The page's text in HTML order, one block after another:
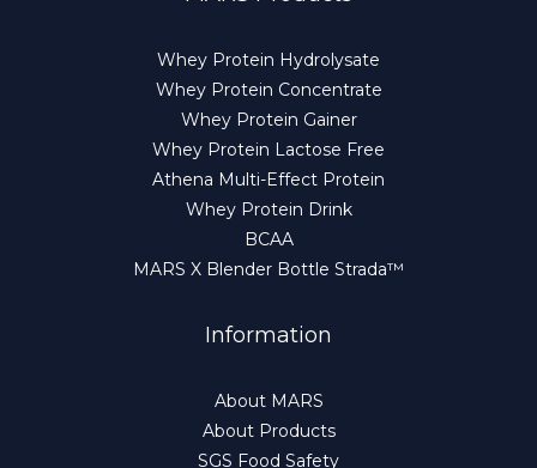
Whey Protein Hydrolysate
Whey Protein Concentrate
Whey Protein Gainer
Whey Protein Lactose Free
Athena Multi-Effect Protein
Whey Protein Drink
BCAA
MARS X Blender Bottle Strada™
Information
About MARS
About Products
SGS Food Safety